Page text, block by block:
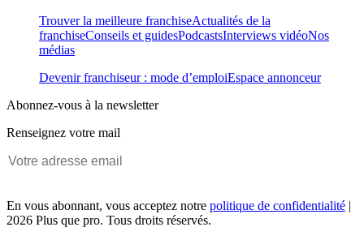
Trouver la meilleure franchiseActualités de la
franchiseConseils et guidesPodcastsInterviews vidéoNos
médias
Devenir franchiseur : mode d’emploiEspace annonceur
Abonnez-vous à la newsletter
Renseignez votre mail
En vous abonnant, vous acceptez notre politique de confidentialité |
2026 Plus que pro. Tous droits réservés.